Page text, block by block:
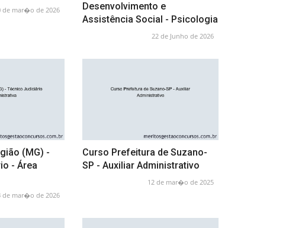
de mar�o de 2026
Desenvolvimento e
Assistência Social - Psicologia
22 de Junho de 2026
(MG) -
- Área
de mar�o de 2026
Curso Prefeitura de Suzano-
SP - Auxiliar Administrativo
12 de mar�o de 2025